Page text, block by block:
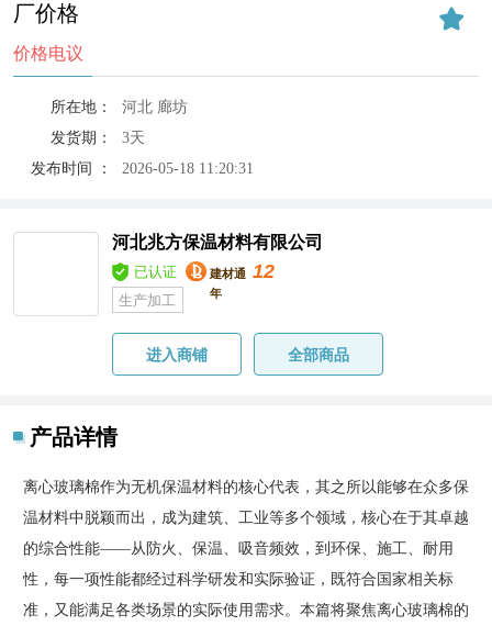
厂价格
价格电议
所在地：
河北 廊坊
发货期：
3天
发布时间 ：
2026-05-18 11:20:31
河北兆方保温材料有限公司
已认证 建材通 12
年
生产加工
进入商铺 全部商品
产品详情
离心玻璃棉作为无机保温材料的核心代表，其之所以能够在众多保
温材料中脱颖而出，成为建筑、工业等多个领域，核心在于其卓越
的综合性能——从防火、保温、吸音频效，到环保、施工、耐用
性，每一项性能都经过科学研发和实际验证，既符合国家相关标
准，又能满足各类场景的实际使用需求。本篇将聚焦离心玻璃棉的